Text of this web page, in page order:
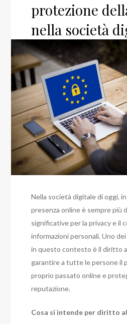
protezione
nella società
Nella società digitale di oggi,
presenza online è sempre più
significative per la privacy e il
informazioni personali. Uno
in questo contesto è il diritto
garantire a tutte le persone il
proprio passato online e
reputazione.
Cosa si intende per diritto